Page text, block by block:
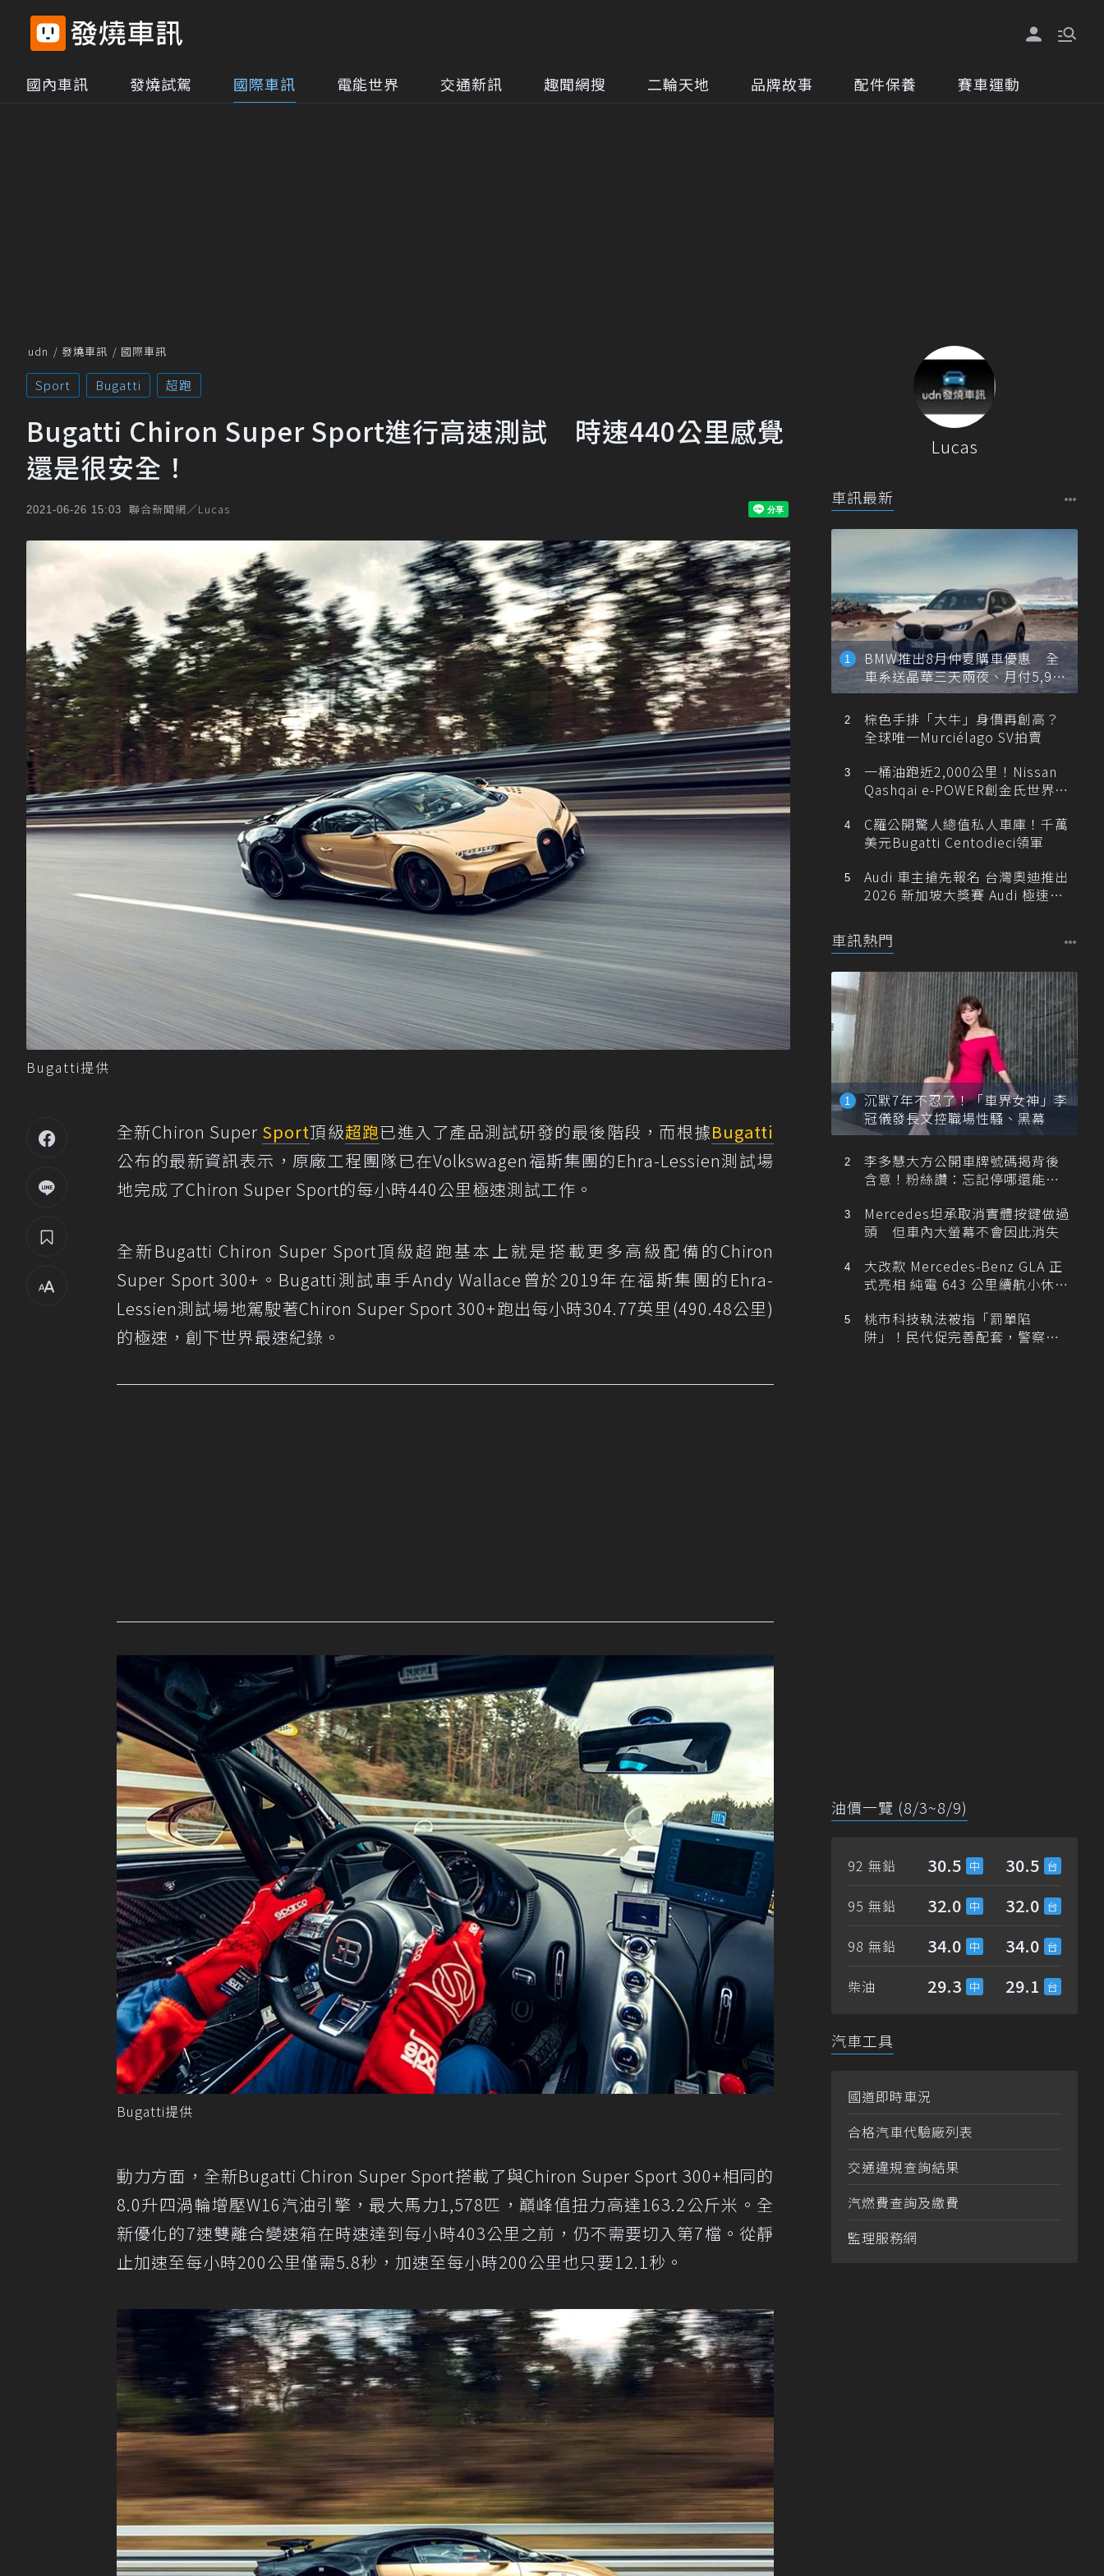
國內車訊 發燒試駕 國際車訊 電能世界 交通新訊 趣聞網搜 二輪天地 品牌故事 配件保養 賽車運動
udn 發燒車訊 國際車訊
Sport Bugatti 超跑
Bugatti Chiron Super Sport進行高速測試 時速440公里感覺
還是很安全！
2021-06-26 15:03 聯合新聞網／Lucas
Bugatti提供
全新Chiron Super Sport頂級超跑已進入了產品測試研發的最後階段，而根據Bugatti
公布的最新資訊表示，原廠工程團隊已在Volkswagen福斯集團的Ehra-Lessien測試場
地完成了Chiron Super Sport的每小時440公里極速測試工作。
全新Bugatti Chiron Super Sport頂級超跑基本上就是搭載更多高級配備的Chiron
Super Sport 300+。Bugatti測試車手Andy Wallace曾於2019年在福斯集團的Ehra-
Lessien測試場地駕駛著Chiron Super Sport 300+跑出每小時304.77英里(490.48公里)
的極速，創下世界最速紀錄。
Bugatti提供
動力方面，全新Bugatti Chiron Super Sport搭載了與Chiron Super Sport 300+相同的
8.0升四渦輪增壓W16汽油引擎，最大馬力1,578匹，巔峰值扭力高達163.2公斤米。全
新優化的7速雙離合變速箱在時速達到每小時403公里之前，仍不需要切入第7檔。從靜
止加速至每小時200公里僅需5.8秒，加速至每小時200公里也只要12.1秒。
Lucas
車訊最新
BMW推出8月仲夏購車優惠 全
車系送晶華三天兩夜、月付5,900
元起
棕色手排「大牛」身價再創高？
全球唯一Murciélago SV拍賣
一桶油跑近2,000公里！Nissan
Qashqai e-POWER創金氏世界紀
C羅公開驚人總值私人車庫！千萬
美元Bugatti Centodieci領軍
Audi 車主搶先報名 台灣奧迪推出
2026 新加坡大獎賽 Audi 極速之
車訊熱門
沉默7年不忍了！「車界女神」李
冠儀發長文控職場性騷、黑幕
李多慧大方公開車牌號碼揭背後
含意！粉絲讚：忘記停哪還能幫
Mercedes坦承取消實體按鍵做過
頭 但車內大螢幕不會因此消失
大改款 Mercedes-Benz GLA 正
式亮相 純電 643 公里續航小休
桃市科技執法被指「罰單陷
阱」！民代促完善配套，警察局
油價一覽 (8/3~8/9)
92 無鉛 30.5 30.5
95 無鉛 32.0 32.0
98 無鉛 34.0 34.0
柴油 29.3 29.1
汽車工具
國道即時車況
合格汽車代驗廠列表
交通違規查詢結果
汽燃費查詢及繳費
監理服務網